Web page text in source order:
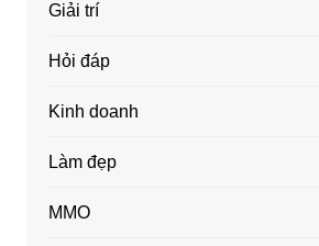
Giải trí
Hỏi đáp
Kinh doanh
Làm đẹp
MMO